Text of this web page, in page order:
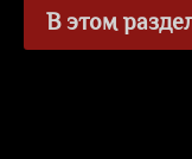
В этом